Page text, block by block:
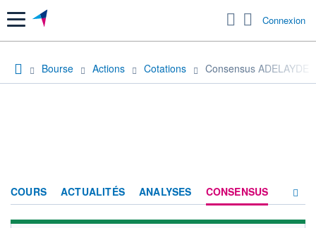
Menu Connexion
Bourse Actions Cotations Consensus ADELAYDE
COURS ACTUALITÉS ANALYSES CONSENSUS